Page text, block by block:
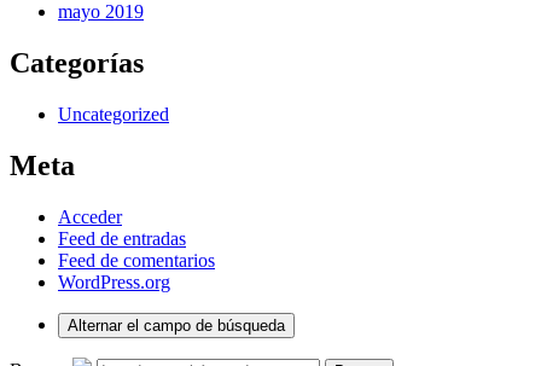
mayo 2019
Categorías
Uncategorized
Meta
Acceder
Feed de entradas
Feed de comentarios
WordPress.org
Alternar el campo de búsqueda